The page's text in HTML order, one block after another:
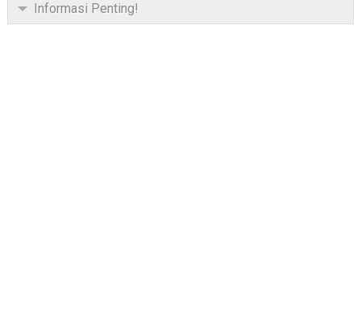
Informasi Penting!